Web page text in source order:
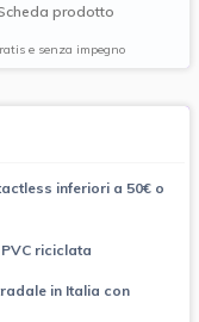
prodotto
e senza impegno
inferiori a 50€ o
riciclata
in Italia con